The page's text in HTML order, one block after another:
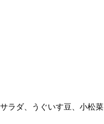
ラダ、うぐいす豆、小松菜